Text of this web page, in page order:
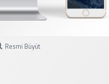
Resmi Büyüt